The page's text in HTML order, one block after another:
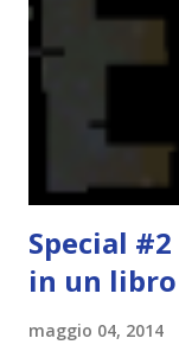
che non è sempre
causa per il mio
nessun giorno
Spero che la
TBR+OBIETTIVI
Special
in un libro
maggio 04, 2014